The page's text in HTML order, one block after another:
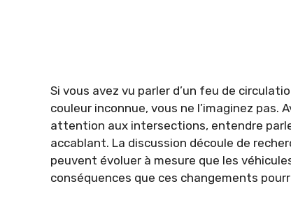
Si vous avez vu parler d’un feu de
couleur inconnue, vous ne l’imaginez
attention aux intersections, entendre
accablant. La discussion découle de
peuvent évoluer à mesure que les
conséquences que ces changements